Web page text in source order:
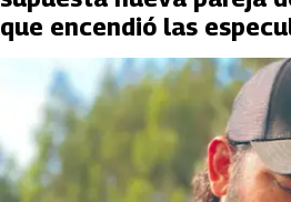
que encendió las